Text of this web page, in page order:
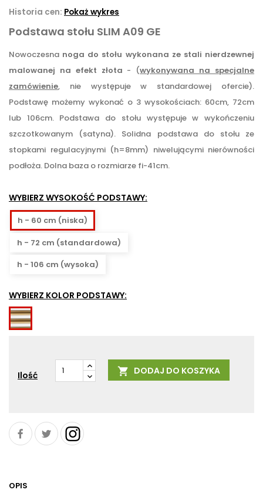
Historia cen: Pokaż wykres
Podstawa stołu SLIM A09 GE
Nowoczesna noga do stołu wykonana ze stali nierdzewnej
malowanej na efekt złota - (wykonywana na specjalne
zamówienie, nie występuje w standardowej ofercie).
Podstawę możemy wykonać o 3 wysokościach: 60cm, 72cm
lub 106cm. Podstawa do stołu występuje w wykończeniu
szczotkowanym (satyna). Solidna podstawa do stołu ze
stopkami regulacyjnymi (h=8mm) niwelującymi nierówności
podłoża. Dolna baza o rozmiarze fi-41cm.
WYBIERZ WYSOKOŚĆ PODSTAWY:
h - 60 cm (niska)
h - 72 cm (standardowa)
h - 106 cm (wysoka)
WYBIERZ KOLOR PODSTAWY:
GE
-
Ilość  DODAJ DO KOSZYKA
OPIS